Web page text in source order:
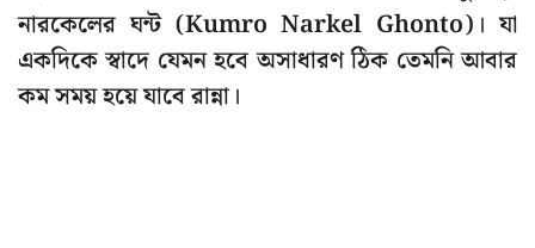
নারকেলের ঘন্ট (Kumro Narkel Ghonto)। যা
একদিকে স্বাদে যেমন হবে অসাধারণ ঠিক তেমনি আবার
কম সময় হয়ে যাবে রান্না।